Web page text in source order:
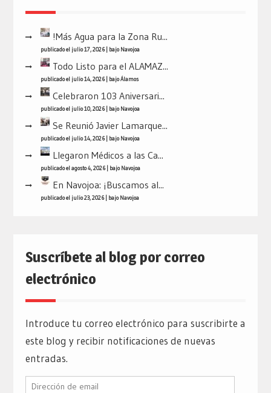
!Más Agua para la Zona Ru...
publicado el julio 17, 2026| bajoNavojoa
Todo Listo para el ALAMAZ...
publicado el julio 14, 2026| bajoÁlamos
Celebraron 103 Aniversari...
publicado el julio 10, 2026| bajoNavojoa
Se Reunió Javier Lamarque...
publicado el julio 14, 2026| bajoNavojoa
Llegaron Médicos a las Ca...
publicado el agosto 4, 2026| bajoNavojoa
En Navojoa: ¡Buscamos al...
publicado el julio 23, 2026| bajoNavojoa
Suscríbete al blog por correo
electrónico
Introduce tu correo electrónico para suscribirte a
este blog y recibir notificaciones de nuevas
entradas.
Dirección